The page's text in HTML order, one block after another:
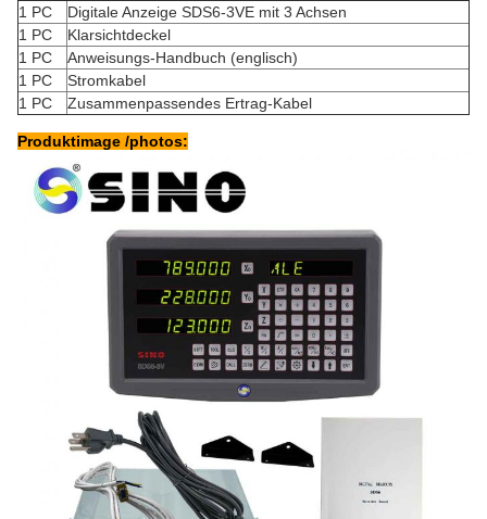
1 PC
Digitale Anzeige SDS6-3VE mit 3 Achsen
1 PC
Klarsichtdeckel
1 PC
Anweisungs-Handbuch (englisch)
1 PC
Stromkabel
1 PC
Zusammenpassendes Ertrag-Kabel
Produktimage /photos: